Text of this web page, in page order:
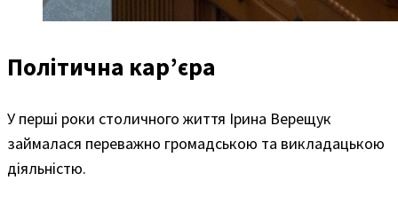
Політична кар’єра
У перші роки столичного життя Ірина Верещук
займалася переважно громадською та викладацькою
діяльністю.